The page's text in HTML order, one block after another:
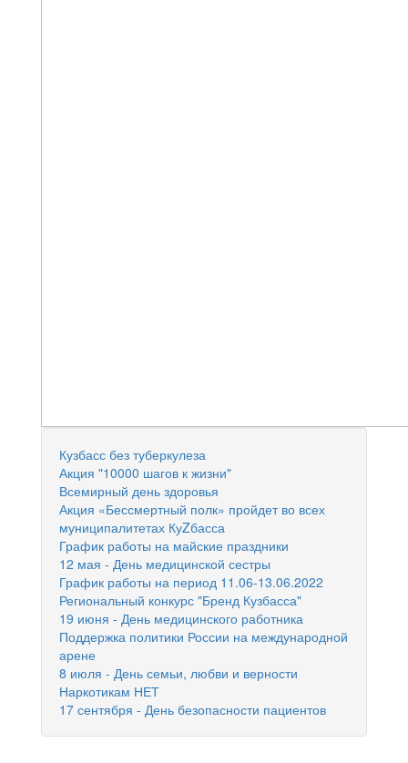
Кузбасс без туберкулеза
Акция "10000 шагов к жизни"
Всемирный день здоровья
Акция «Бессмертный полк» пройдет во всех
муниципалитетах КуZбасса
График работы на майские праздники
12 мая - День медицинской сестры
График работы на период 11.06-13.06.2022
Региональный конкурс "Бренд Кузбасса"
19 июня - День медицинского работника
Поддержка политики России на международной
арене
8 июля - День семьи, любви и верности
Наркотикам НЕТ
17 сентября - День безопасности пациентов